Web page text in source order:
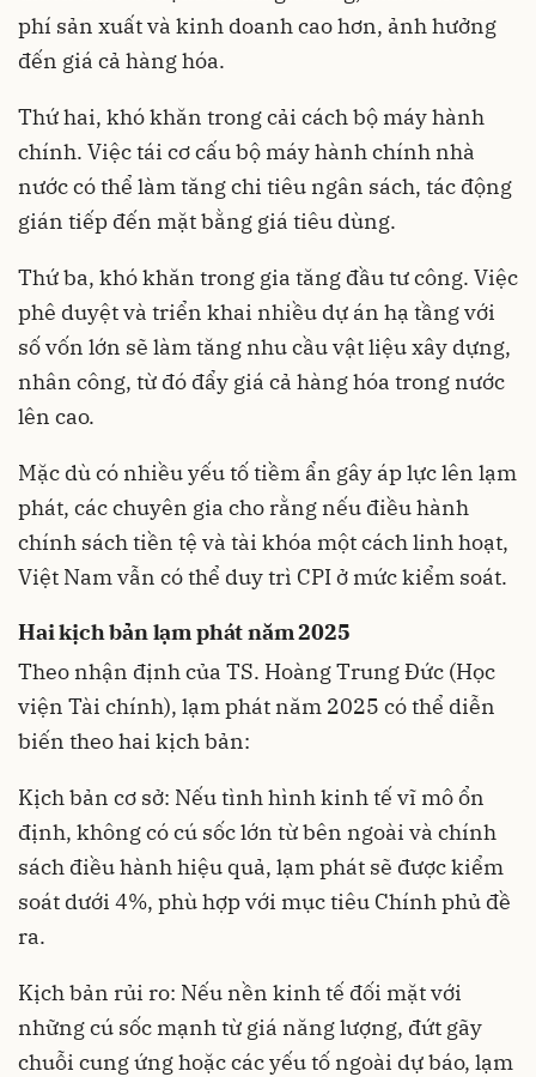
phí sản xuất và kinh doanh cao hơn, ảnh hưởng
đến giá cả hàng hóa.
Thứ hai, khó khăn trong cải cách bộ máy hành
chính. Việc tái cơ cấu bộ máy hành chính nhà
nước có thể làm tăng chi tiêu ngân sách, tác động
gián tiếp đến mặt bằng giá tiêu dùng.
Thứ ba, khó khăn trong gia tăng đầu tư công. Việc
phê duyệt và triển khai nhiều dự án hạ tầng với
số vốn lớn sẽ làm tăng nhu cầu vật liệu xây dựng,
nhân công, từ đó đẩy giá cả hàng hóa trong nước
lên cao.
Mặc dù có nhiều yếu tố tiềm ẩn gây áp lực lên lạm
phát, các chuyên gia cho rằng nếu điều hành
chính sách tiền tệ và tài khóa một cách linh hoạt,
Việt Nam vẫn có thể duy trì CPI ở mức kiểm soát.
Hai kịch bản lạm phát năm 2025
Theo nhận định của TS. Hoàng Trung Đức (Học
viện Tài chính), lạm phát năm 2025 có thể diễn
biến theo hai kịch bản:
Kịch bản cơ sở: Nếu tình hình kinh tế vĩ mô ổn
định, không có cú sốc lớn từ bên ngoài và chính
sách điều hành hiệu quả, lạm phát sẽ được kiểm
soát dưới 4%, phù hợp với mục tiêu Chính phủ đề
ra.
Kịch bản rủi ro: Nếu nền kinh tế đối mặt với
những cú sốc mạnh từ giá năng lượng, đứt gãy
chuỗi cung ứng hoặc các yếu tố ngoài dự báo, lạm